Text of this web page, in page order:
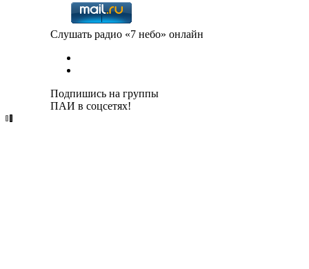
Слушать радио «7 небо» онлайн
Подпишись на группы
ПАИ в соцсетях!